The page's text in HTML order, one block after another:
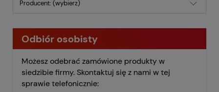
Producent: (wybierz)
Odbiór osobisty
Możesz odebrać zamówione produkty w
siedzibie firmy. Skontaktuj się z nami w tej
sprawie telefonicznie: